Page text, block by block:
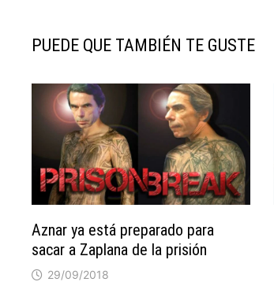
PUEDE QUE TAMBIÉN TE GUSTE
Aznar ya está preparado para
sacar a Zaplana de la prisión
29/09/2018